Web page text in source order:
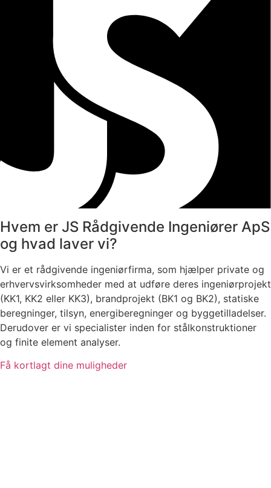
Hvem er JS Rådgivende Ingeniører ApS
og hvad laver vi?
Vi er et rådgivende ingeniørfirma, som hjælper private og
erhvervsvirksomheder med at udføre deres ingeniørprojekt
(KK1, KK2 eller KK3), brandprojekt (BK1 og BK2), statiske
beregninger, tilsyn, energiberegninger og byggetilladelser.
Derudover er vi specialister inden for stålkonstruktioner
og finite element analyser.
Få kortlagt dine muligheder